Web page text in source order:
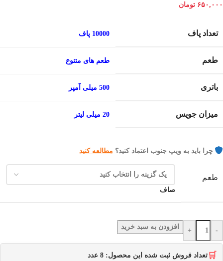
۶۵۰,۰۰۰ تومان
تعداد پاف 10000 پاف
طعم طعم های متنوع
باتری 500 میلی آمپر
میزان جویس 20 میلی لیتر
چرا باید به ویپ جنوب اعتماد کنید؟ مطالعه کنید
طعم
صاف
-
+ افزودن به سبد خرید
🛒 تعداد فروش ثبت شده این محصول: 8 عدد